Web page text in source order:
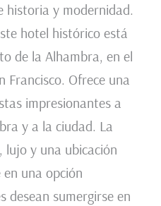
historia y modernidad.
hotel histórico está
de la Alhambra, en el
Francisco. Ofrece una
impresionantes a
y a la ciudad. La
lujo y una ubicación
una opción
desean sumergirse en